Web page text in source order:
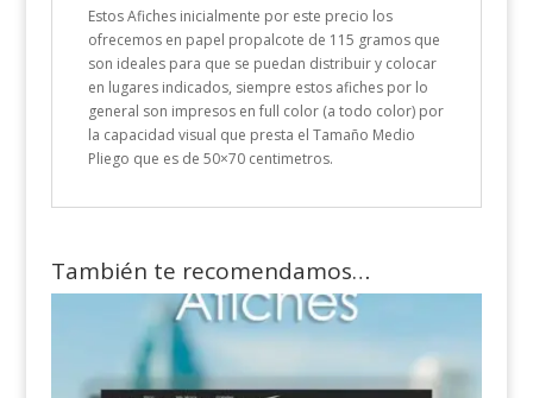
Estos Afiches inicialmente por este precio los
ofrecemos en papel propalcote de 115 gramos que
son ideales para que se puedan distribuir y colocar
en lugares indicados, siempre estos afiches por lo
general son impresos en full color (a todo color) por
la capacidad visual que presta el Tamaño Medio
Pliego que es de 50×70 centimetros.
También te recomendamos…